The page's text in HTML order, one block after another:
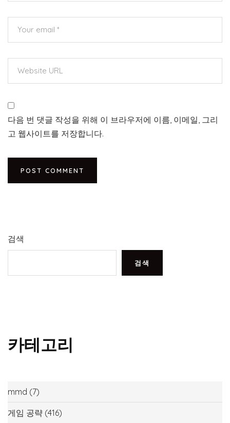
다음 번 댓글 작성을 위해 이 브라우저에 이름, 이메일, 그리
고 웹사이트를 저장합니다.
검색
검색
카테고리
mmd (7)
게임 공략 (416)